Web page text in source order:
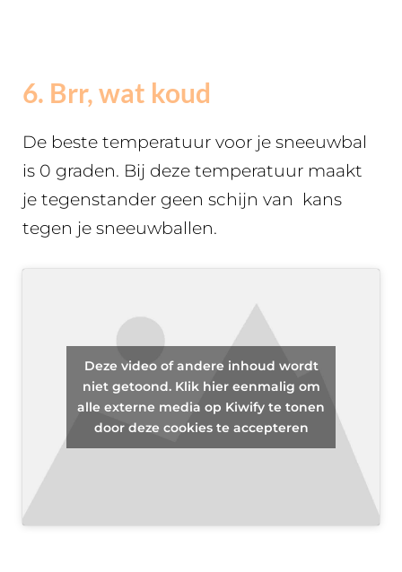
6. Brr, wat koud
De beste temperatuur voor je sneeuwbal
is 0 graden. Bij deze temperatuur maakt
je tegenstander geen schijn van kans
tegen je sneeuwballen.
Deze video of andere inhoud wordt
niet getoond. Klik hier eenmalig om
alle externe media op Kiwify te tonen
door deze cookies te accepteren